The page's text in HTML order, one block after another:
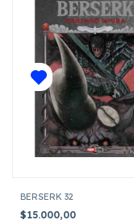
BERSERK 32
$15.000,00